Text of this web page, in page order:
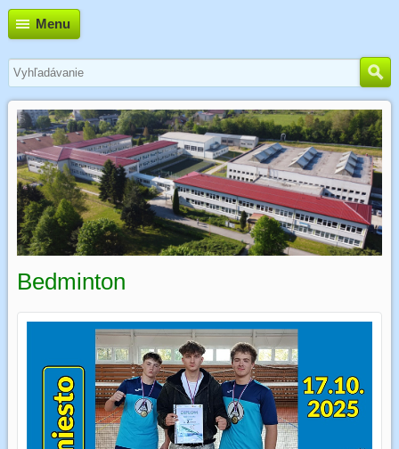
Menu
Bedminton